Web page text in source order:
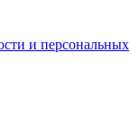
и персональных